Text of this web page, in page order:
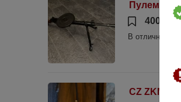
Пулемет
400
В отличном
CZ ZKM